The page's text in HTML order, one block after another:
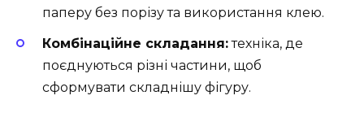
паперу без порізу та використання клею.
Комбінаційне складання:техніка, де
поєднуються різні частини, щоб
сформувати складнішу фігуру.